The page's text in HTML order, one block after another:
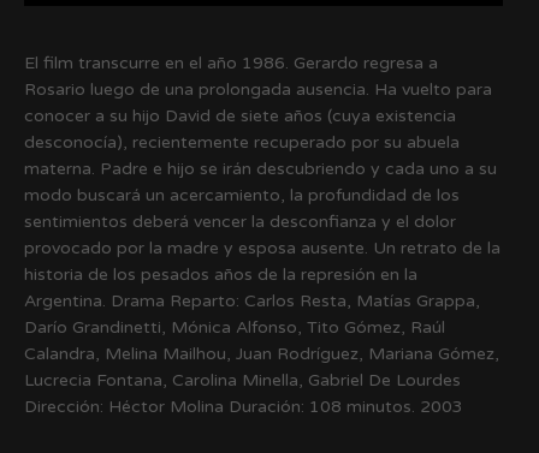
El film transcurre en el año 1986. Gerardo regresa a
Rosario luego de una prolongada ausencia. Ha vuelto para
conocer a su hijo David de siete años (cuya existencia
desconocía), recientemente recuperado por su abuela
materna. Padre e hijo se irán descubriendo y cada uno a su
modo buscará un acercamiento, la profundidad de los
sentimientos deberá vencer la desconfianza y el dolor
provocado por la madre y esposa ausente. Un retrato de la
historia de los pesados años de la represión en la
Argentina. Drama Reparto: Carlos Resta, Matías Grappa,
Darío Grandinetti, Mónica Alfonso, Tito Gómez, Raúl
Calandra, Melina Mailhou, Juan Rodríguez, Mariana Gómez,
Lucrecia Fontana, Carolina Minella, Gabriel De Lourdes
Dirección: Héctor Molina Duración: 108 minutos. 2003